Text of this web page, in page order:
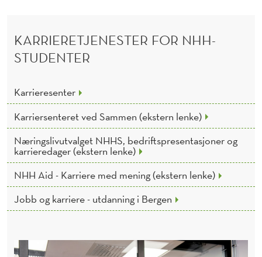
KARRIERETJENESTER FOR NHH-
STUDENTER
Karrieresenter
Karriersenteret ved Sammen (ekstern lenke)
Næringslivutvalget NHHS, bedriftspresentasjoner og
karrieredager (ekstern lenke)
NHH Aid - Karriere med mening (ekstern lenke)
Jobb og karriere - utdanning i Bergen